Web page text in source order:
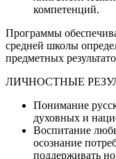
компетенций.
Программы
средней школы
предметных
ЛИЧНОСТНЫЕ
Понимание
духовных и
Воспитание
осознание
поддерживать